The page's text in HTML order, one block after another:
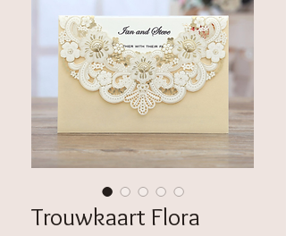
Trouwkaart Flora